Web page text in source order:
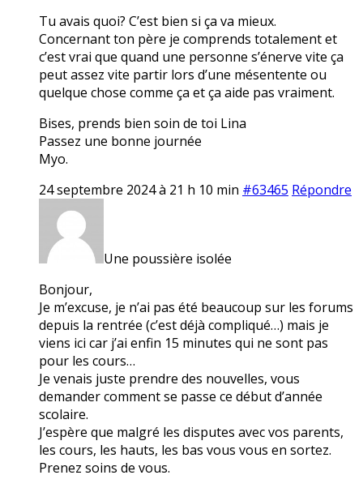
Tu avais quoi? C’est bien si ça va mieux.
Concernant ton père je comprends totalement et
c’est vrai que quand une personne s’énerve vite ça
peut assez vite partir lors d’une mésentente ou
quelque chose comme ça et ça aide pas vraiment.
Bises, prends bien soin de toi Lina
Passez une bonne journée
Myo.
24 septembre 2024 à 21 h 10 min #63465 Répondre
Une poussière isolée
Bonjour,
Je m’excuse, je n’ai pas été beaucoup sur les forums
depuis la rentrée (c’est déjà compliqué…) mais je
viens ici car j’ai enfin 15 minutes qui ne sont pas
pour les cours…
Je venais juste prendre des nouvelles, vous
demander comment se passe ce début d’année
scolaire.
J’espère que malgré les disputes avec vos parents,
les cours, les hauts, les bas vous vous en sortez.
Prenez soins de vous.